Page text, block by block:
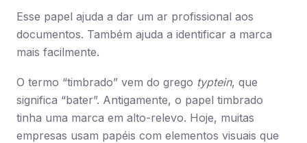
Esse papel ajuda a dar um ar profissional aos
documentos. Também ajuda a identificar a marca
mais facilmente.
O termo “timbrado” vem do grego typtein, que
significa “bater”. Antigamente, o papel timbrado
tinha uma marca em alto-relevo. Hoje, muitas
empresas usam papéis com elementos visuais que